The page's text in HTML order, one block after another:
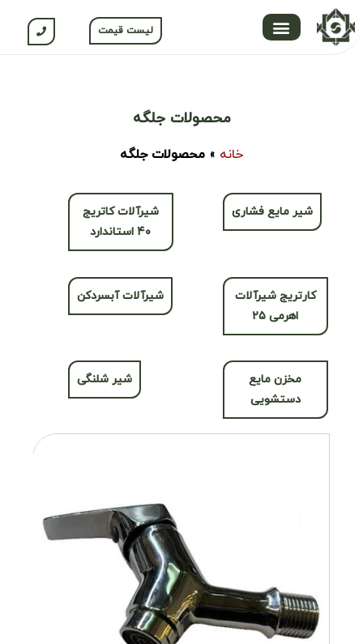
لیست قیمت
محصولات جلگه
خانه » محصولات جلگه
شیر مایع فشاری
شیرآلات کاتریج
۴۰ استاندارد
کارتریج شیرآلات
اهرمی ۲۵
شیرآلات آبسردکن
مخزن مایع
دستشویی
شیر شلنگی